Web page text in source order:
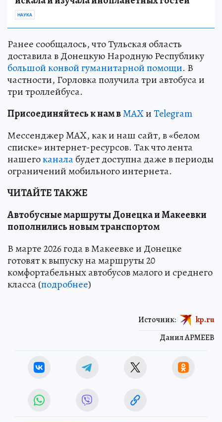
НАУКА
Ранее сообщалось, что Тульская область
доставила в Донецкую Народную Республику
большой конвой гуманитарной помощи. В
частности, Горловка получила три автобуса и
три троллейбуса.
Присоединяйтесь к нам вMAXиTelegram
Мессенджер MAX, как и наш сайт, в «белом
списке» интернет-ресурсов. Так что лента
нашегоканалабудет доступна даже в периоды
ограничений мобильного интернета.
ЧИТАЙТЕ ТАКЖЕ
Автобусные маршруты Донецка и Макеевки
пополнились новым транспортом
В марте 2026 года в Макеевке и Донецке
готовят к выпуску на маршруты 20
комфортабельных автобусов малого и среднего
класса (подробнее)
Данил АРМЕЕВ
Источник: kp.ru